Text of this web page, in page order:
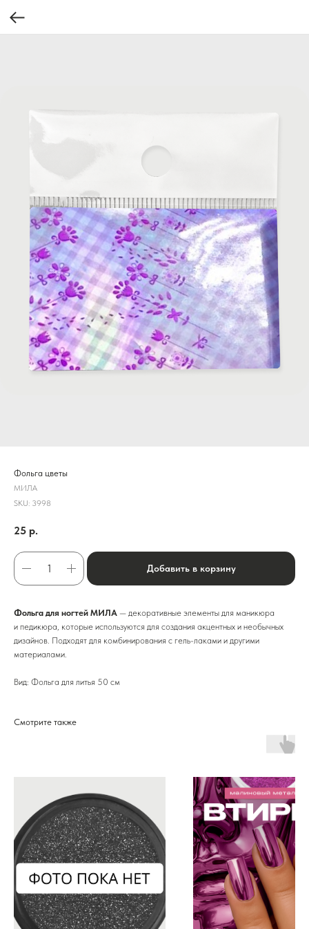
Фольга цветы
МИЛА
SKU: 3998
25 р.
Добавить в корзину
Фольга для ногтей МИЛА — декоративные элементы для маникюра
и педикюра, которые используются для создания акцентных и необычных
дизайнов. Подходят для комбинирования с гель-лаками и другими
материалами.
Вид: Фольга для литья 50 см
Смотрите также